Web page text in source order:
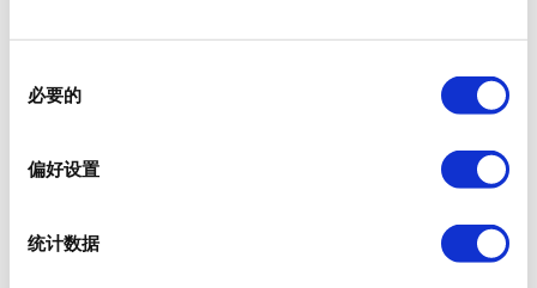
必要的
偏好设置
统计数据